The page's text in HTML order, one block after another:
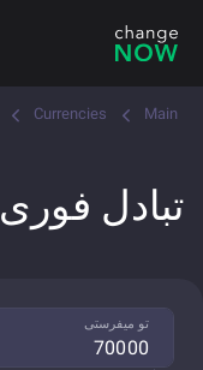
Main
Currencies
تبادل فوری DOGE به USDT
تو میفرستی